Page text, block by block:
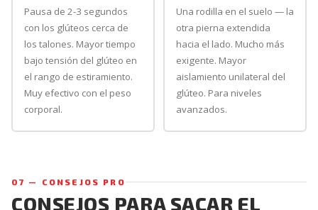
Pausa de 2-3 segundos
con los glúteos cerca de
los talones. Mayor tiempo
bajo tensión del glúteo en
el rango de estiramiento.
Muy efectivo con el peso
corporal.
Una rodilla en el suelo — la
otra pierna extendida
hacia el lado. Mucho más
exigente. Mayor
aislamiento unilateral del
glúteo. Para niveles
avanzados.
07 — CONSEJOS PRO
CONSEJOS PARA SACAR EL